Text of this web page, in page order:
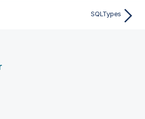
SQLTypes